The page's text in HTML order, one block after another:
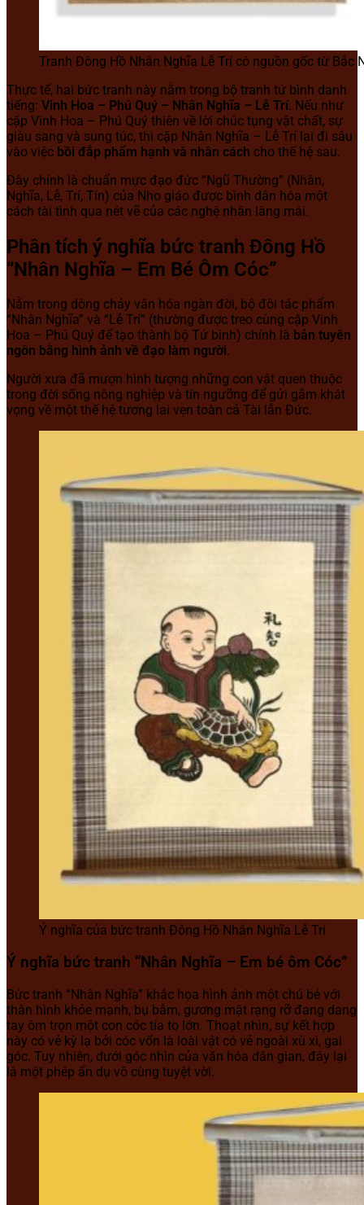
Tranh Đông Hồ Nhân Nghĩa Lễ Trí có nguồn gốc từ Bắc
Thực tế, hai bức tranh này nằm trong bộ tranh tứ bình danh
tiếng: Vinh Hoa – Phú Quý – Nhân Nghĩa – Lễ Trí. Nếu như
cặp Vinh Hoa – Phú Quý thiên về lời chúc tụng vật chất, sự
giàu sang và sung túc, thì cặp Nhân Nghĩa – Lễ Trí lại đi sâu
vào việc bồi đắp phẩm hạnh và nhân cách cho thế hệ sau.
Đây chính là chuẩn mực đạo đức “Ngũ Thường” (Nhân,
Nghĩa, Lễ, Trí, Tín) của Nho giáo được bình dân hóa một
cách tài tình qua nét vẽ của các nghệ nhân làng mái.
Phân tích ý nghĩa bức tranh Đông Hồ
“Nhân Nghĩa – Em Bé Ôm Cóc”
Nằm trong dòng chảy văn hóa ngàn đời, bộ đôi tác phẩm
“Nhân Nghĩa” và “Lễ Trí” (thường được treo cùng cặp Vinh
Hoa – Phú Quý để tạo thành bộ Tứ bình) chính là bản tuyên
ngôn bằng hình ảnh về đạo làm người.
Người xưa đã mượn hình tượng những con vật quen thuộc
trong đời sống nông nghiệp và tín ngưỡng để gửi gắm khát
vọng về một thế hệ tương lai vẹn toàn cả Tài lẫn Đức.
Ý nghĩa của bức tranh Đông Hồ Nhân Nghĩa Lễ Trí
Ý nghĩa bức tranh “Nhân Nghĩa – Em bé ôm Cóc”
Bức tranh “Nhân Nghĩa” khắc họa hình ảnh một chú bé với
thân hình khỏe mạnh, bụ bẫm, gương mặt rạng rỡ đang dang
tay ôm trọn một con cóc tía to lớn. Thoạt nhìn, sự kết hợp
này có vẻ kỳ lạ bởi cóc vốn là loài vật có vẻ ngoài xù xì, gai
góc. Tuy nhiên, dưới góc nhìn của văn hóa dân gian, đây lại
là một phép ẩn dụ vô cùng tuyệt vời.